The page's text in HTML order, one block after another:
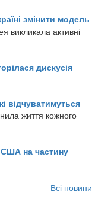
змінити модель
викликала активні
дискусія
відчуватимуться
життя кожного
на частину
Всі новини